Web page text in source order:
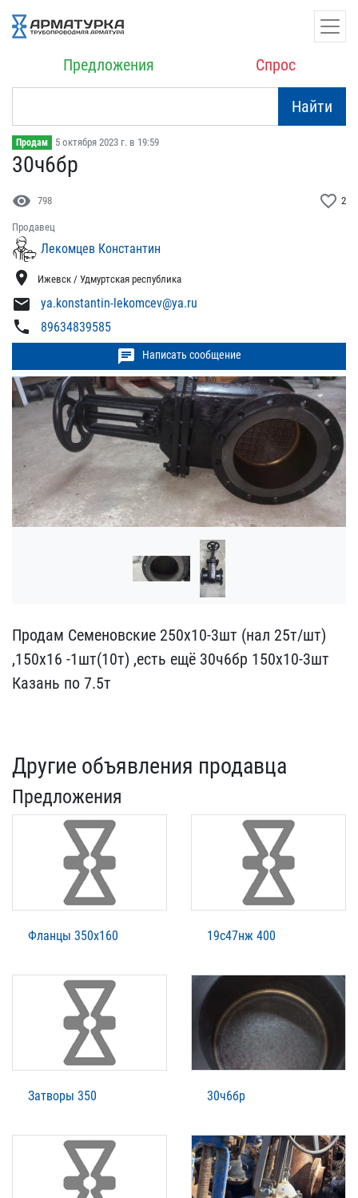
Предложения Спрос
Найти
Продам 5 октября 2023 г. в 19:59
30ч6бр
visibility 798 favorite_border 2
Продавец
Лекомцев Константин
location_on Ижевск / Удмуртская республика
mail ya.konstantin-lekomcev@ya.ru
phone 89634839585
chat Написать сообщение
Продам Семеновские 250х1​0-3шт (нал 25т/шт)
,150х​16 -1шт(10т) ,есть ещё 3​0ч6бр 150х10-3шт
Казань ​по 7.5т
Другие объявления продавца
Предложения
Фланцы 350х160 19с47нж 400
Затворы 350 30ч6бр